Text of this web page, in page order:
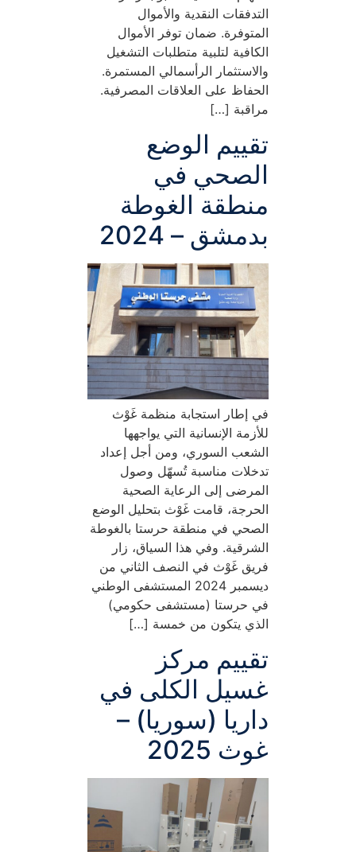
التدفقات النقدية والأموال
المتوفرة. ضمان توفر الأموال
الكافية لتلبية متطلبات التشغيل
والاستثمار الرأسمالي المستمرة.
الحفاظ على العلاقات المصرفية.
مراقبة […]
تقييم الوضع
الصحي في
منطقة الغوطة
بدمشق – 2024
في إطار استجابة منظمة غَوْث
للأزمة الإنسانية التي يواجهها
الشعب السوري، ومن أجل إعداد
تدخلات مناسبة تُسهّل وصول
المرضى إلى الرعاية الصحية
الحرجة، قامت غَوْث بتحليل الوضع
الصحي في منطقة حرستا بالغوطة
الشرقية. وفي هذا السياق، زار
فريق غَوْث في النصف الثاني من
ديسمبر 2024 المستشفى الوطني
في حرستا (مستشفى حكومي)
الذي يتكون من خمسة […]
تقييم مركز
غسيل الكلى في
داريا (سوريا) –
غوث 2025